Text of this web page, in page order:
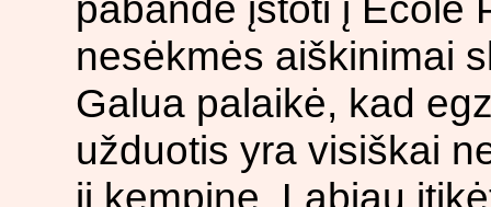
nesėkmės aiškinimai
Galua palaikė, kad
užduotis yra visiškai
jį kempinę. Labiau